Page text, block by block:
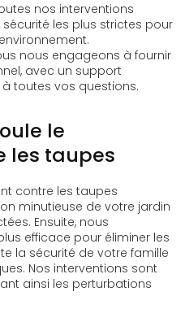
nos interventions
les plus strictes pour
nous engageons à fournir
avec un support
toutes vos questions.
le
les taupes
contre les taupes
minutieuse de votre jardin
Ensuite, nous
efficace pour éliminer les
la sécurité de votre famille
Nos interventions sont
ainsi les perturbations